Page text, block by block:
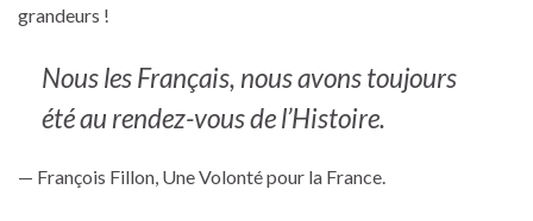
grandeurs !
Nous les Français, nous avons toujours
été au rendez-vous de l’Histoire.
— François Fillon, Une Volonté pour la France.